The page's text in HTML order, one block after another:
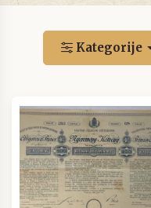
Kategorije